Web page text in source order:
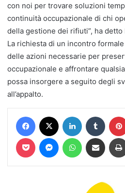
con noi per trovare soluzioni
continuità occupazionale di chi
della gestione dei rifiuti”, ha detto
La richiesta di un incontro
delle azioni necessarie per
occupazionale e affrontare
possa insorgere a seguito degli
all’appalto.
Facebook LinkedIn Tumblr
Pocket MessengerWhatsAppCondividi via mail